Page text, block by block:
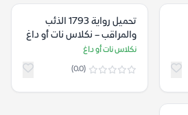
تحميل رواية 1793 الذئب
والمراقب – نكلاس نات أو داغ
نكلاس نات أو داغ
(0.0)